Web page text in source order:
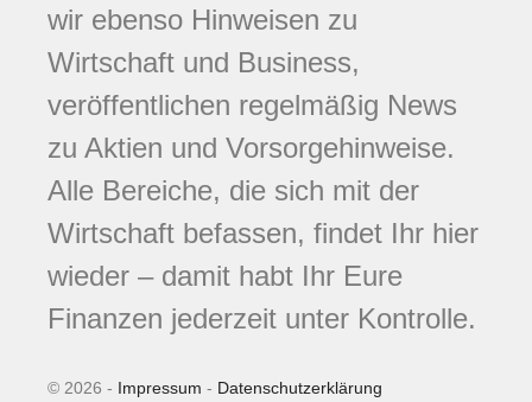
wir ebenso Hinweisen zu
Wirtschaft und Business,
veröffentlichen regelmäßig News
zu Aktien und Vorsorgehinweise.
Alle Bereiche, die sich mit der
Wirtschaft befassen, findet Ihr hier
wieder – damit habt Ihr Eure
Finanzen jederzeit unter Kontrolle.
© 2026 - Impressum - Datenschutzerklärung